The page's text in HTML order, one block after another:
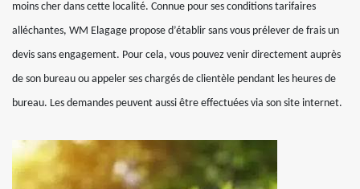
moins cher dans cette localité. Connue pour ses conditions tarifaires
alléchantes, WM Elagage propose d’établir sans vous prélever de frais un
devis sans engagement. Pour cela, vous pouvez venir directement auprès
de son bureau ou appeler ses chargés de clientèle pendant les heures de
bureau. Les demandes peuvent aussi être effectuées via son site internet.